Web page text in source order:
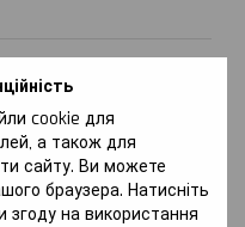
cookie для
а також для
сайту. Ви можете
браузера. Натисніть
на використання
захист двигуна
пробиттю